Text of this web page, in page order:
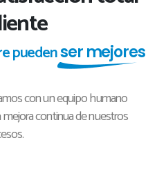
puedenser mejores
con un equipo humano
continua de nuestros